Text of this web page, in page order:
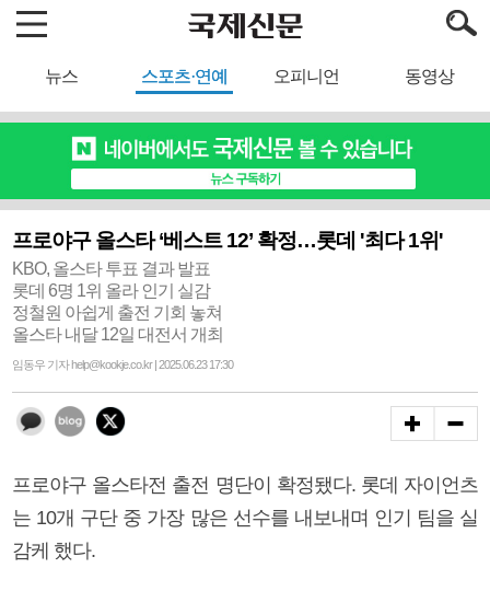
뉴스 스포츠·연예 오피니언 동영상
프로야구 올스타 ‘베스트 12’ 확정…롯데 '최다 1위'
KBO, 올스타 투표 결과 발표
롯데 6명 1위 올라 인기 실감
정철원 아쉽게 출전 기회 놓쳐
올스타 내달 12일 대전서 개최
임동우 기자 help@kookje.co.kr | 2025.06.23 17:30
프로야구 올스타전 출전 명단이 확정됐다. 롯데 자이언츠
는 10개 구단 중 가장 많은 선수를 내보내며 인기 팀을 실
감케 했다.